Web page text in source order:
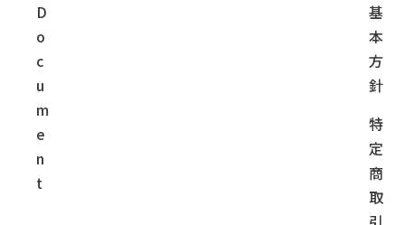
D
o
c
u
m
e
n
t
基
本
方
針
特
定
商
取